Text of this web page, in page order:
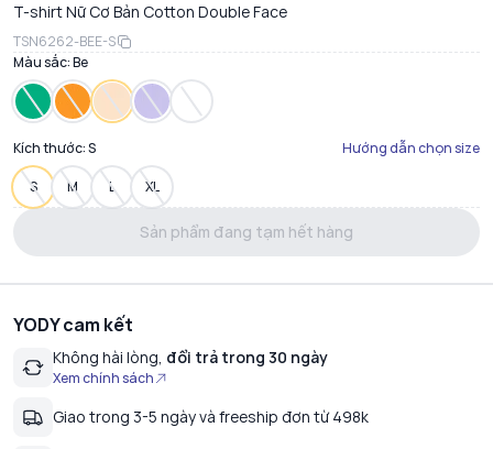
T-shirt Nữ Cơ Bản Cotton Double Face
TSN6262-BEE-S
Màu sắc:Be
Kích thước:S Hướng dẫn chọn size
S M L XL
Sản phẩm đang tạm hết hàng
YODY cam kết
Không hài lòng, đổi trả trong 30 ngày
Xem chính sách
Giao trong 3-5 ngày và freeship đơn từ 498k